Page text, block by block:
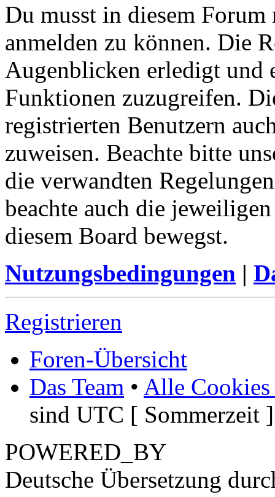
Du musst in diesem
anmelden zu können. Die
Augenblicken erledigt und
Funktionen zuzugreifen.
registrierten Benutzern
zuweisen. Beachte bitte
die verwandten
beachte auch die
diesem Board bewegst.
Nutzungsbedingungen |
Registrieren
Foren-Übersicht
Das Team • Alle Cookies
sind UTC [ Sommerzeit ]
POWERED_BY
Deutsche Übersetzung